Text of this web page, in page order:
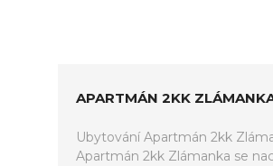
APARTMÁN 2KK
Ubytování Apartmán 2kk
Apartmán 2kk Zlámanka se